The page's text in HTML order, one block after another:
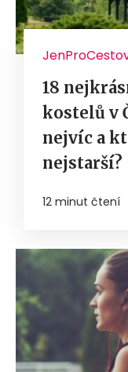
18
kostelů v
nejvíc a
nejstarší?
12 minut čtení